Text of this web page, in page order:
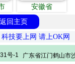
安徽省
返回主页
科技要上网 请上OK网
号-1 广东省江门鹤山市